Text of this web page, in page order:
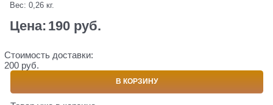
Вес: 0,26 кг.
Цена: 190 руб.
Стоимость доставки:
200 руб.
В КОРЗИНУ